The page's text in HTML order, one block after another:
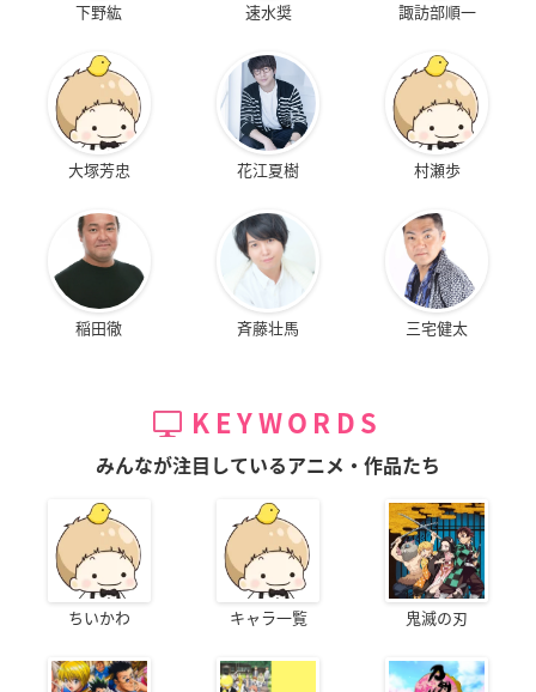
下野紘 速水奨 諏訪部順一
大塚芳忠 花江夏樹 村瀬歩
稲田徹 斉藤壮馬 三宅健太
KEYWORDS
みんなが注目しているアニメ・作品たち
ちいかわ キャラ一覧 鬼滅の刃